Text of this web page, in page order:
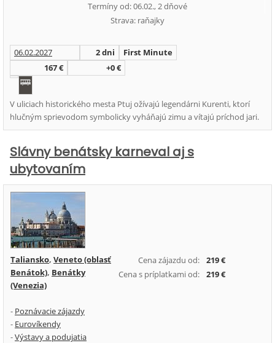
Termíny od: 06.02., 2 dňové
Strava: raňajky
06.02.2027 2 dni
First Minute
167 €
+0 €
V uliciach historického mesta Ptuj ožívajú legendárni Kurenti, ktorí
hlučným sprievodom symbolicky vyháňajú zimu a vítajú príchod jari.
Slávny benátsky karneval aj s
ubytovaním
Cena zájazdu od:
219 €
Cena s príplatkami od:
219 €
Taliansko, Veneto (oblasť
Benátok), Benátky
(Venezia)
- Poznávacie zájazdy
- Eurovíkendy
-Výstavy a podujatia